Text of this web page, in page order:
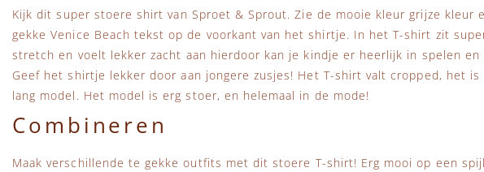
Kijk dit super stoere shirt van Sproet & Sprout. Zie de mooie kleur grijze kleur
gekke Venice Beach tekst op de voorkant van het shirtje. In het T-shirt zit
stretch en voelt lekker zacht aan hierdoor kan je kindje er heerlijk in spelen en
Geef het shirtje lekker door aan jongere zusjes! Het T-shirt valt cropped, het is
lang model. Het model is erg stoer, en helemaal in de mode!
Combineren
Maak verschillende te gekke outfits met dit stoere T-shirt! Erg mooi op een